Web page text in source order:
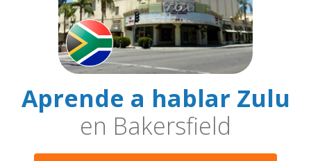
Aprende a hablar Zulu
en Bakersfield